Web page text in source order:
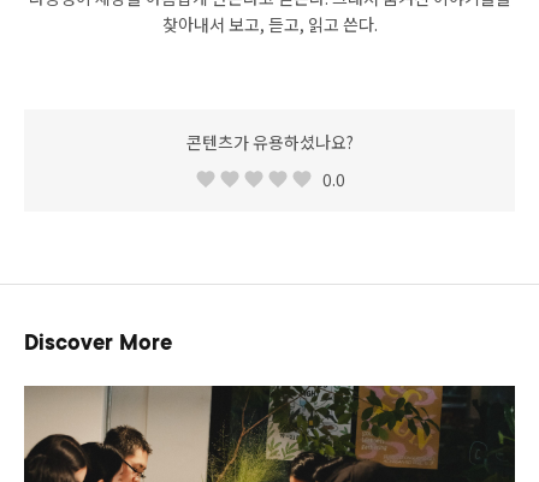
찾아내서 보고, 듣고, 읽고 쓴다.
콘텐츠가 유용하셨나요?
0.0
Discover More